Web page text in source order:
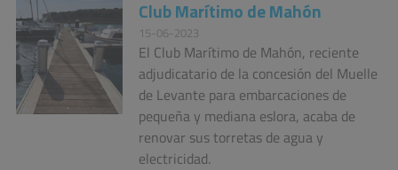
Club Marítimo de Mahón
15-06-2023
El Club Marítimo de Mahón, reciente
adjudicatario de la concesión del Muelle
de Levante para embarcaciones de
pequeña y mediana eslora, acaba de
renovar sus torretas de agua y
electricidad.